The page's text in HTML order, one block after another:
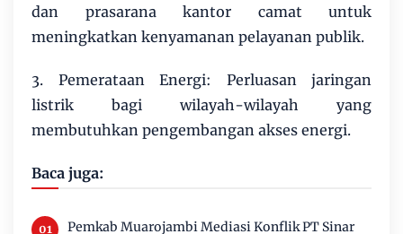
dan prasarana kantor camat untuk
meningkatkan kenyamanan pelayanan publik.
3. Pemerataan Energi: Perluasan jaringan
listrik bagi wilayah-wilayah yang
membutuhkan pengembangan akses energi.
Baca juga:
Pemkab Muarojambi Mediasi Konflik PT Sinar